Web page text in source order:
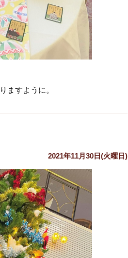
ますように。
2021年11月30日(火曜日)